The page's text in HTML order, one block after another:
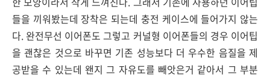
들을 끼워봤는데 장착은 되는데 충전 케이스에 들어가지 않는
다. 완전무선 이어폰도 그렇고 커널형 이어폰들의 경우 이어팁
을 괜찮은 것으로 바꾸면 기존 성능보다 더 우수한 음질을 제
공받을 수 있는데 왠지 그 자유도를 빼앗은거 같아서 그 부분